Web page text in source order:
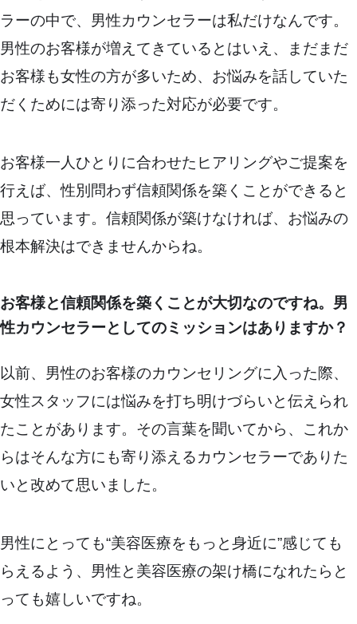
ラーの中で、男性カウンセラーは私だけなんです。
男性のお客様が増えてきているとはいえ、まだまだ
お客様も女性の方が多いため、お悩みを話していた
だくためには寄り添った対応が必要です。
お客様一人ひとりに合わせたヒアリングやご提案を
行えば、性別問わず信頼関係を築くことができると
思っています。信頼関係が築けなければ、お悩みの
根本解決はできませんからね。
お客様と信頼関係を築くことが大切なのですね。男
性カウンセラーとしてのミッションはありますか？
以前、男性のお客様のカウンセリングに入った際、
女性スタッフには悩みを打ち明けづらいと伝えられ
たことがあります。その言葉を聞いてから、これか
らはそんな方にも寄り添えるカウンセラーでありた
いと改めて思いました。
男性にとっても“美容医療をもっと身近に”感じても
らえるよう、男性と美容医療の架け橋になれたらと
っても嬉しいですね。